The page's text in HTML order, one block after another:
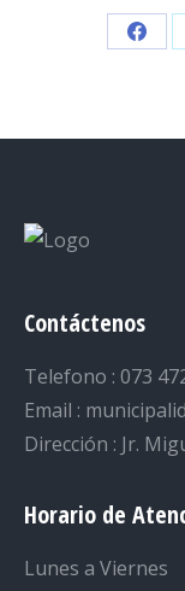
Contáctenos
Telefono : 073
Email :
Dirección : Jr.
Horario de
Lunes a Viernes